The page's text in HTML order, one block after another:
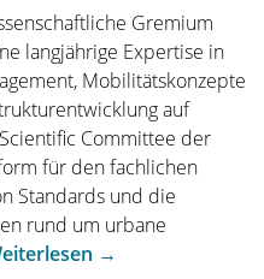
Gremium
langjährige Expertise in
Mobilitätskonzepte
auf
Committee der
für den fachlichen
Standards und die
rund um urbane
„European
→